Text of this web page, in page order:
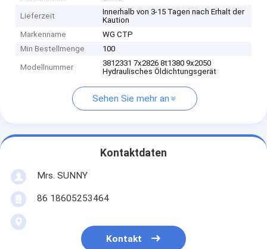
Lieferzeit
Innerhalb von 3-15 Tagen nach Erhalt der
Kaution
Markenname
WG CTP
Min Bestellmenge
100
Modellnummer
3812331 7x2826 8t1380 9x2050
Hydraulisches Öldichtungsgerät
Sehen Sie mehr an
Kontaktdaten
Mrs. SUNNY
86 18605253464
Kontakt